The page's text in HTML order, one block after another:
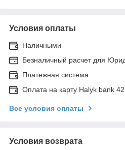
Условия оплаты
Наличными
Безналичный расчет для
Платежная система
Оплата на карту Halyk bank
Все условия оплаты
Условия возврата